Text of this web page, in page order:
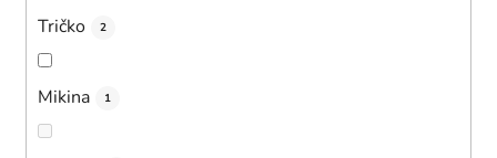
Tričko 2
Mikina 1